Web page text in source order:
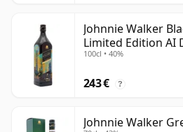
Johnnie Walker
Limited Edition AI
años
100cl • 40%
243 € ?
Johnnie Walker